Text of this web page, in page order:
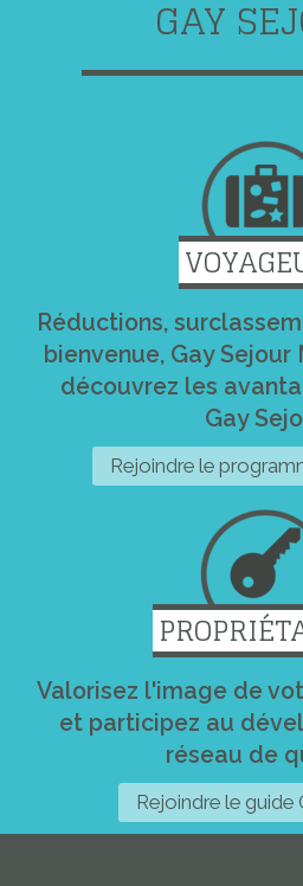
GAY
Réductions,
bienvenue, Gay Sejour
découvrez les
Gay
Rejoindre le
Valorisez l'image de
et participez au
réseau de
Rejoindre le guide